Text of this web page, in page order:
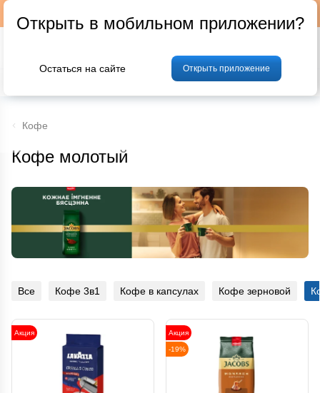
Фрукты и овощи Мясо Птица
Кофе
Кофе молотый
Все Кофе 3в1 Кофе в капсулах Кофе зерновой
Акция Акция
-19%
Открыть в мобильном приложении?
Остаться на сайте Открыть приложение